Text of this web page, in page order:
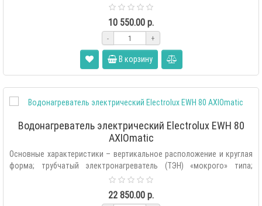
10 550.00 р.
- +
В корзину
Водонагреватель электрический Electrolux EWH 80
AXIOmatic
Основные характеристики – вертикальное расположение и круглая
форма; трубчатый электронагреватель (ТЭН) «мокрого» типа;
22 850.00 р.